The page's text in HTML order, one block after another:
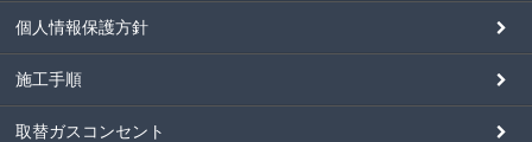
個人情報保護方針
施工手順
取替ガスコンセント